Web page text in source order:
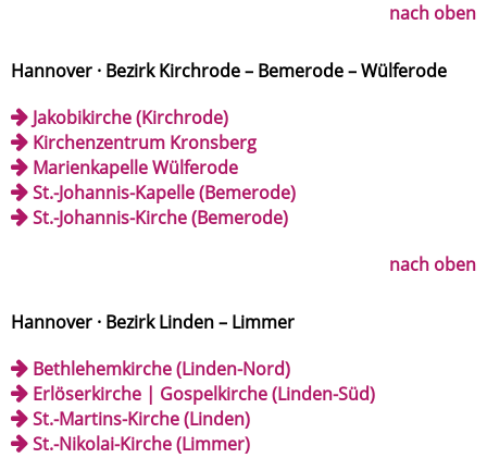
nach oben
Hannover · Bezirk Kirchrode – Bemerode – Wülferode
Jakobikirche (Kirchrode)
Kirchenzentrum Kronsberg
Marienkapelle Wülferode
St.-Johannis-Kapelle (Bemerode)
St.-Johannis-Kirche (Bemerode)
nach oben
Hannover · Bezirk Linden – Limmer
Bethlehemkirche (Linden-Nord)
Erlöserkirche | Gospelkirche (Linden-Süd)
St.-Martins-Kirche (Linden)
St.-Nikolai-Kirche (Limmer)